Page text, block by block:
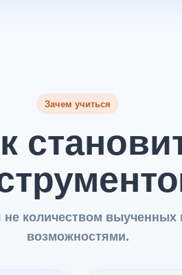
Зачем учиться
не количеством
возможностями.